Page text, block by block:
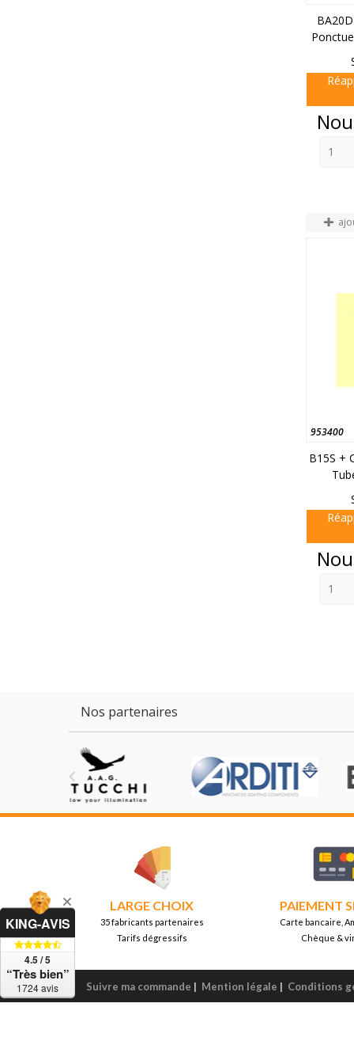
Prix
953400
B15S +
Prix
Nos partenaires

LARGE CHOIX
35 fabricants partenaires
Tarifs dégressifs
PAIEMENT
Carte bancaire,
Chèque &
Suivre ma commande | Mention légale | Conditions
KING-AVIS
4.5 / 5
“Très bien”
1724 avis